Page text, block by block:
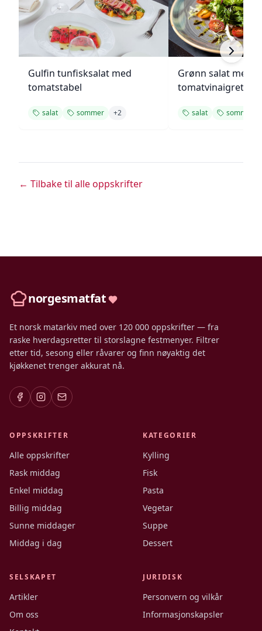
Gulfin tunfisksalat med
tomatstabel
salat sommer +2
Grønn salat med
tomatvinaigrette
salat sommer
← Tilbake til alle oppskrifter
norgesmatfat
Et norsk matarkiv med over 120 000 oppskrifter — fra
raske hverdagsretter til storslagne festmenyer. Filtrer
etter tid, sesong eller råvarer og finn nøyaktig det
kjøkkenet trenger akkurat nå.
OPPSKRIFTER
Alle oppskrifter
Rask middag
Enkel middag
Billig middag
Sunne middager
Middag i dag
KATEGORIER
Kylling
Fisk
Pasta
Vegetar
Suppe
Dessert
SELSKAPET
Artikler
Om oss
JURIDISK
Personvern og vilkår
Informasjonskapsler